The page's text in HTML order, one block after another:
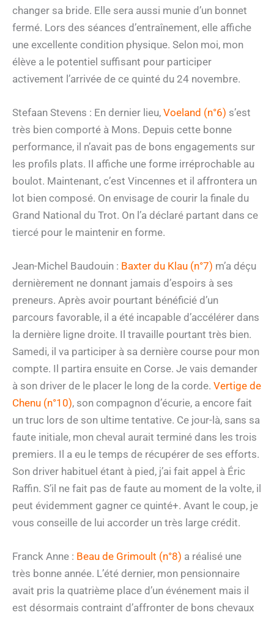
changer sa bride. Elle sera aussi munie d’un bonnet
fermé. Lors des séances d’entraînement, elle affiche
une excellente condition physique. Selon moi, mon
élève a le potentiel suffisant pour participer
activement l’arrivée de ce quinté du 24 novembre.
Stefaan Stevens : En dernier lieu, Voeland (n°6) s’est
très bien comporté à Mons. Depuis cette bonne
performance, il n’avait pas de bons engagements sur
les profils plats. Il affiche une forme irréprochable au
boulot. Maintenant, c’est Vincennes et il affrontera un
lot bien composé. On envisage de courir la finale du
Grand National du Trot. On l’a déclaré partant dans ce
tiercé pour le maintenir en forme.
Jean-Michel Baudouin : Baxter du Klau (n°7) m’a déçu
dernièrement ne donnant jamais d’espoirs à ses
preneurs. Après avoir pourtant bénéficié d’un
parcours favorable, il a été incapable d’accélérer dans
la dernière ligne droite. Il travaille pourtant très bien.
Samedi, il va participer à sa dernière course pour mon
compte. Il partira ensuite en Corse. Je vais demander
à son driver de le placer le long de la corde. Vertige de
Chenu (n°10), son compagnon d’écurie, a encore fait
un truc lors de son ultime tentative. Ce jour-là, sans sa
faute initiale, mon cheval aurait terminé dans les trois
premiers. Il a eu le temps de récupérer de ses efforts.
Son driver habituel étant à pied, j’ai fait appel à Éric
Raffin. S’il ne fait pas de faute au moment de la volte, il
peut évidemment gagner ce quinté+. Avant le coup, je
vous conseille de lui accorder un très large crédit.
Franck Anne : Beau de Grimoult (n°8) a réalisé une
très bonne année. L’été dernier, mon pensionnaire
avait pris la quatrième place d’un événement mais il
est désormais contraint d’affronter de bons chevaux